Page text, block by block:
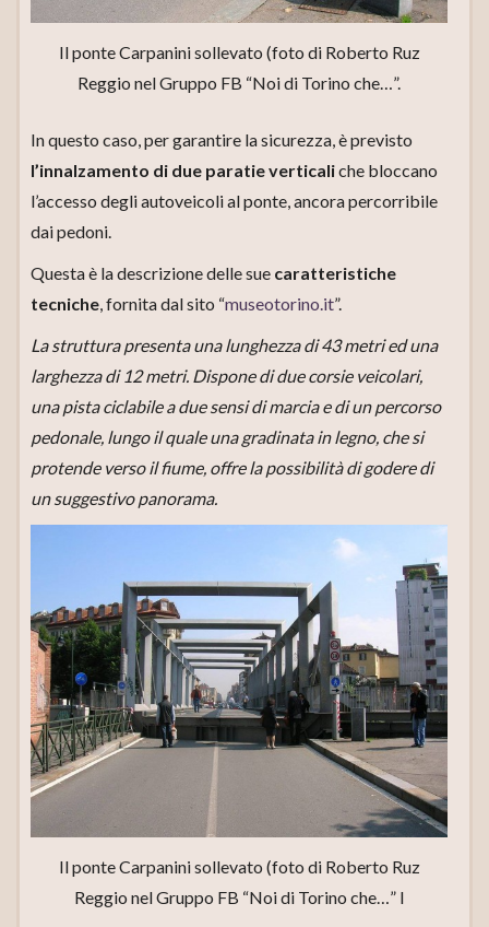
Il ponte Carpanini sollevato (foto di Roberto Ruz
Reggio nel Gruppo FB “Noi di Torino che…”.
In questo caso, per garantire la sicurezza, è previsto
l’innalzamento di due paratie verticaliche bloccano
l’accesso degli autoveicoli al ponte, ancora percorribile
dai pedoni.
Questa è la descrizione delle sue caratteristiche
tecniche, fornita dal sito “museotorino.it”.
La struttura presenta una lunghezza di 43 metri ed una
larghezza di 12 metri. Dispone di due corsie veicolari,
una pista ciclabile a due sensi di marcia e di un percorso
pedonale, lungo il quale una gradinata in legno, che si
protende verso il fiume, offre la possibilità di godere di
un suggestivo panorama.
Il ponte Carpanini sollevato (foto di Roberto Ruz
Reggio nel Gruppo FB “Noi di Torino che…” l